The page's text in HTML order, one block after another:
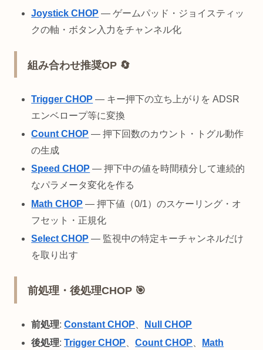
Joystick CHOP — ゲームパッド・ジョイスティッ
クの軸・ボタン入力をチャンネル化
組み合わせ推奨OP 🔄
Trigger CHOP — キー押下の立ち上がりを ADSR
エンベロープ等に変換
Count CHOP — 押下回数のカウント・トグル動作
の生成
Speed CHOP — 押下中の値を時間積分して連続的
なパラメータ変化を作る
Math CHOP — 押下値（0/1）のスケーリング・オ
フセット・正規化
Select CHOP — 監視中の特定キーチャンネルだけ
を取り出す
前処理・後処理CHOP 🎯
前処理:Constant CHOP
Null CHOP
後処理:Trigger CHOP、Count CHOP、
Math